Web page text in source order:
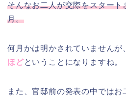
そんなお二人が交際をスター
月。
何月かは明かされていませんが
ほどということになりますね。
また、官邸前の発表の中ではお